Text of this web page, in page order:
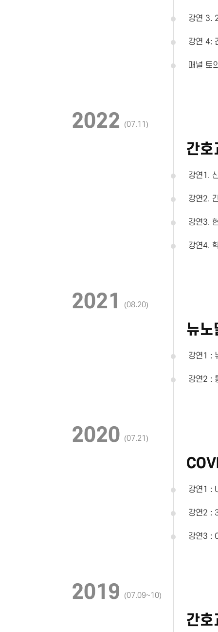
강연 3.
강연 4:
패널 토
2022 (07.11)
간호
강연1.
강연2.
강연3.
강연4.
2021 (08.20)
뉴
강연1 :
강연2 :
2020 (07.21)
강연1 :
강연2 :
강연3 :
2019 (07.09~10)
간호